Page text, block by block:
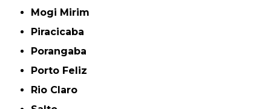
Mogi Mirim
Piracicaba
Porangaba
Porto Feliz
Rio Claro